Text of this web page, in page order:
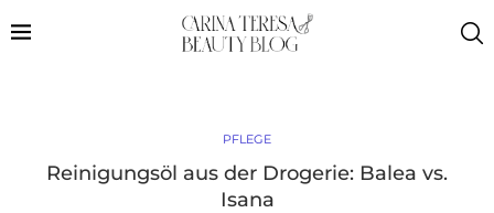
PFLEGE
Reinigungsöl aus der Drogerie: Balea vs.
Isana